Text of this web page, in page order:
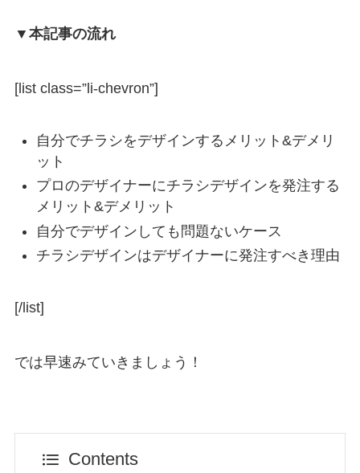
▼本記事の流れ
[list class=”li-chevron”]
自分でチラシをデザインするメリット&デメリ
ット
プロのデザイナーにチラシデザインを発注する
メリット&デメリット
自分でデザインしても問題ないケース
チラシデザインはデザイナーに発注すべき理由
[/list]
では早速みていきましょう！
Contents